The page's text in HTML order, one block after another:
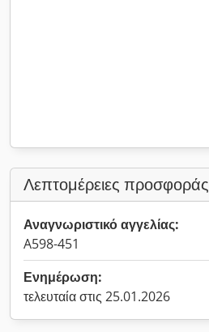
Λεπτομέρειες προσφοράς
Αναγνωριστικό αγγελίας:
A598-451
Ενημέρωση:
τελευταία στις 25.01.2026